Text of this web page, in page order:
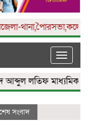
ও
Toggle
লতিফ মাধ্যমিক
সংবাদ